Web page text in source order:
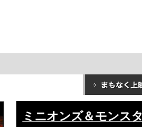
ミニオンズ＆モンス